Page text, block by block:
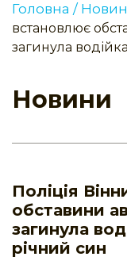
Головна /
встановлює
загинула
Новини
Поліція
обставини
загинула
річний син